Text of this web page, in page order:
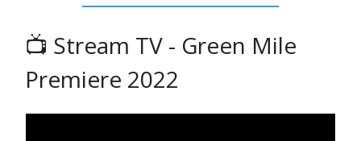
📺️ Stream TV - Green Mile
Premiere 2022